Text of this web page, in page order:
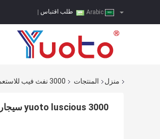
طلب اقتباس
منزل المنتجات 3000 نفث فيب للاستعمال مرة واحدة
yuoto luscious 3000 سيجارة إلكترونية يمكن التخلص منها